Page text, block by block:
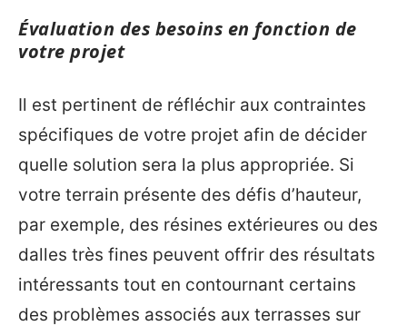
Évaluation des besoins en fonction de
votre projet
Il est pertinent de réfléchir aux contraintes
spécifiques de votre projet afin de décider
quelle solution sera la plus appropriée. Si
votre terrain présente des défis d’hauteur,
par exemple, des résines extérieures ou des
dalles très fines peuvent offrir des résultats
intéressants tout en contournant certains
des problèmes associés aux terrasses sur